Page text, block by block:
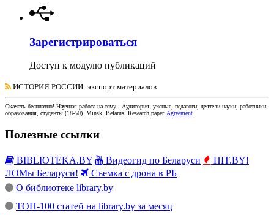
Зарегистрироваться
Доступ к модулю публикаций
ИСТОРИЯ РОССИИ: экспорт материалов
Скачать бесплатно! Научная работана тему . Аудитория: ученые, педагоги, деятели науки, работники
образования, студенты (18-50). Minsk, Belarus. Research paper. Agreement.
Полезные ссылки
BIBLIOTEKA.BY Видеогид по Беларуси
HIT.BY!
ЛОМы Беларуси!
Съемка с дрона в РБ
О библиотеке library.by
ТОП-100 статей на library.by за месяц